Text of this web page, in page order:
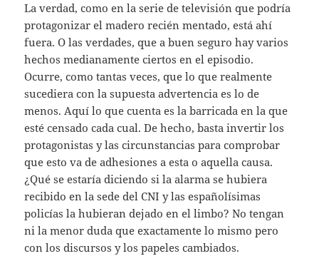
La verdad, como en la serie de televisión que podría
protagonizar el madero recién mentado, está ahí
fuera. O las verdades, que a buen seguro hay varios
hechos medianamente ciertos en el episodio.
Ocurre, como tantas veces, que lo que realmente
sucediera con la supuesta advertencia es lo de
menos. Aquí lo que cuenta es la barricada en la que
esté censado cada cual. De hecho, basta invertir los
protagonistas y las circunstancias para comprobar
que esto va de adhesiones a esta o aquella causa.
¿Qué se estaría diciendo si la alarma se hubiera
recibido en la sede del CNI y las españolísimas
policías la hubieran dejado en el limbo? No tengan
ni la menor duda que exactamente lo mismo pero
con los discursos y los papeles cambiados.